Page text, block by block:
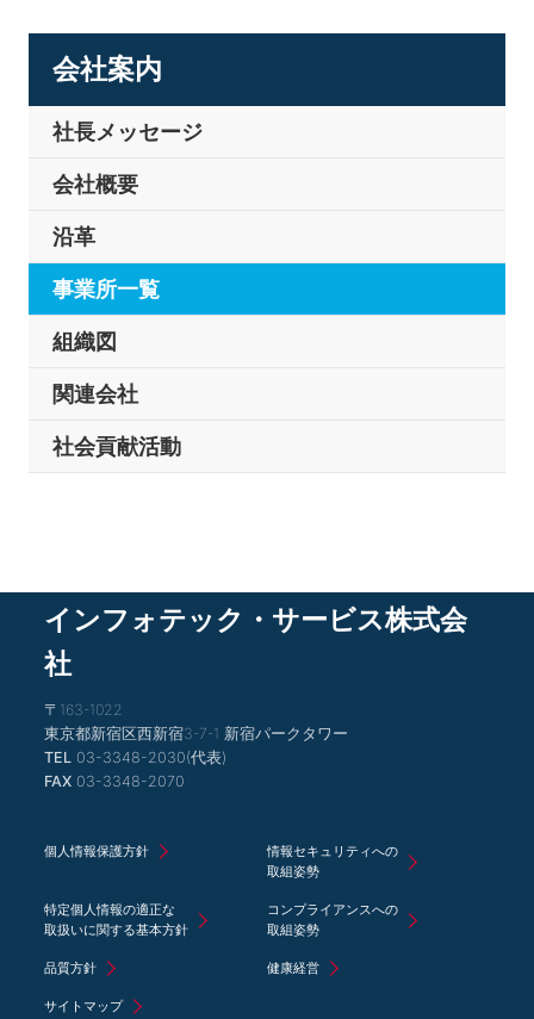
会社案内
社長メッセージ
会社概要
沿革
事業所一覧
組織図
関連会社
社会貢献活動
インフォテック・サービス株式会
社
〒163-1022
東京都新宿区西新宿3-7-1 新宿パークタワー
TEL 03-3348-2030(代表)
FAX 03-3348-2070
個人情報保護方針
情報セキュリティへの
取組姿勢
特定個人情報の適正な
取扱いに関する基本方針
コンプライアンスへの
取組姿勢
品質方針 健康経営
サイトマップ